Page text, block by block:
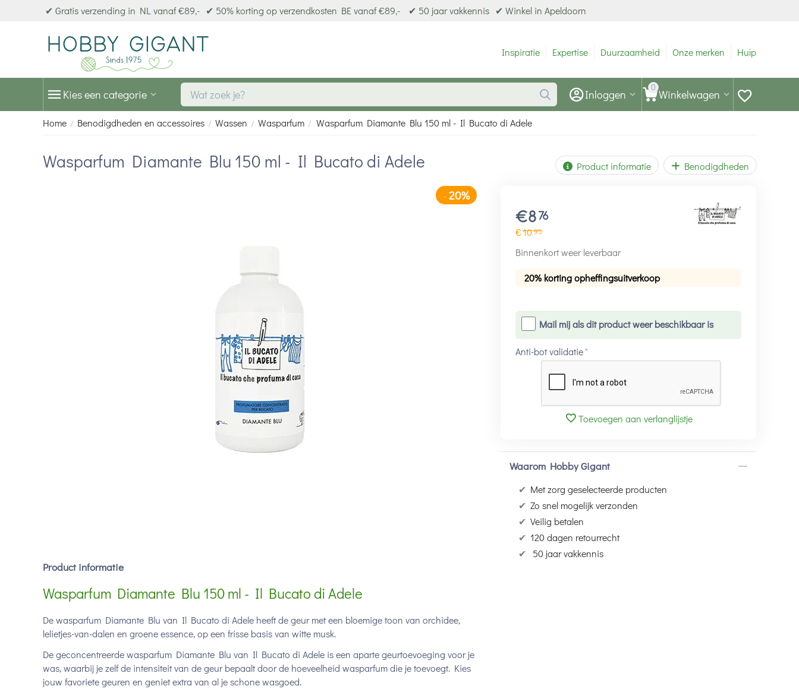
✔ Gratis verzending in NL vanaf €89,- ✔ 50% korting op verzendkosten BE vanaf €89,- ✔ 50 jaar vakkennis ✔ Winkel in Apeldoorn
Inspiratie Expertise Duurzaamheid Onze merken Hulp
Kies een categorie 0 Winkelwagen
Inloggen
Home / Benodigdheden en accessoires / Wassen / Wasparfum / Wasparfum Diamante Blu 150 ml - Il Bucato di Adele
Wasparfum Diamante Blu 150 ml - Il Bucato di Adele Product informatie Benodigdheden
- 20%
€8 76
€1095
Binnenkort weer leverbaar
20% korting opheffingsuitverkoop
Mail mij als dit product weer beschikbaar is
Anti-bot validatie
Toevoegen aan verlanglijstje
Waarom Hobby Gigant
✔ Met zorg geselecteerde producten
✔ Zo snel mogelijk verzonden
✔ Veilig betalen
✔ 120 dagen retourrecht
✔
50 jaar vakkennis
Product informatie
Wasparfum Diamante Blu 150 ml - Il Bucato di Adele
De wasparfum Diamante Blu van Il Bucato di Adele heeft de geur met een bloemige toon van orchidee,
lelietjes-van-dalen en groene essence, op een frisse basis van witte musk.
De geconcentreerde wasparfum Diamante Blu van Il Bucato di Adele is een aparte geurtoevoeging voor je
was, waarbij je zelf de intensiteit van de geur bepaalt door de hoeveelheid wasparfum die je toevoegt. Kies
jouw favoriete geuren en geniet extra van al je schone wasgoed.